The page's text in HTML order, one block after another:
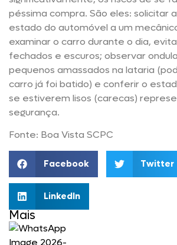
péssima compra. São eles: solicitar
estado do automóvel a um
examinar o carro durante o dia,
fechados e escuros; observar
pequenos amassados na lataria
carro já foi batido) e conferir o
se estiverem lisos (carecas)
segurança.
Fonte: Boa Vista SCPC
Facebook Twitter
LinkedIn
Mais